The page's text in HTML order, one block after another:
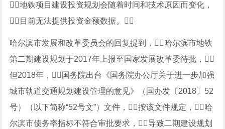
地铁项目建设投资规划会随着时间和技术原因而变化，
目前无法提供投资金额数据。
哈尔滨市发展和改革委员会的回复提到，哈尔滨市地铁
第二期建设规划于2017年上报至国家发展改革委待批，
但2018年，国务院出台《国务院办公厅关于进一步加强
城市轨道交通规划建设管理的意见》（国办发〔2018〕52
号）（以下简称“52号文”）文件，按该文件规定，哈
尔滨市债务率指标不符合审批要求，导致二期建设规划